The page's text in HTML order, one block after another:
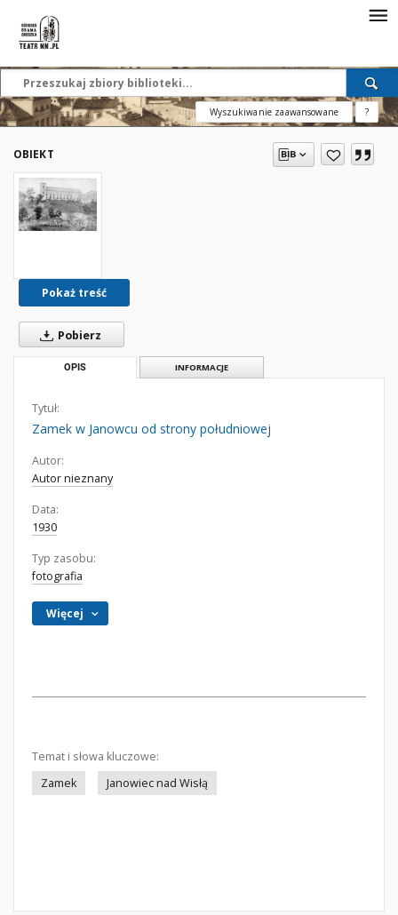
Wyszukiwanie zaawansowane ?
OBIEKT
Pokaż treść
Pobierz
OPIS INFORMACJE
Tytuł:
Zamek w Janowcu od strony południowej
Autor:
Autor nieznany
Data:
1930
Typ zasobu:
fotografia
Więcej
Temat i słowa kluczowe:
Zamek
Janowiec nad Wisłą